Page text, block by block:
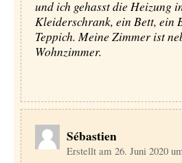
und ich gehasst die Heizung
Kleiderschrank, ein Bett, ein
Teppich. Meine Zimmer ist
Wohnzimmer.
Sébastien
Erstellt am 26. Juni 2020